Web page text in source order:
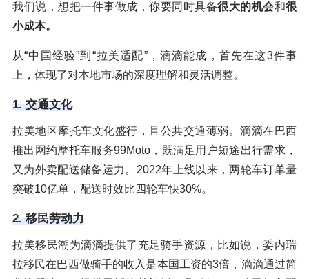
我们说，想把一件事做成，你要同时具备很大的机会和很
小成本。
从“中国经验”到“拉美适配”，滴滴能成，首先在这3件事
上，体现了对本地市场的深度理解和灵活调整。
1. 交通文化
拉美地区摩托车文化盛行，且公共交通薄弱。滴滴在巴西
推出网约摩托车服务99Moto，既满足用户短途出行需求，
又为外卖配送储备运力。2022年上线以来，两轮车订单量
突破10亿单，配送时效比四轮车快30%。
2. 移民劳动力
拉美移民潮为滴滴提供了充足骑手资源，比如说，委内瑞
拉移民在巴西做骑手的收入是本国工资的3倍，滴滴通过简